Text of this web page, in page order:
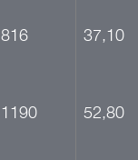
816 37,10
1190 52,80